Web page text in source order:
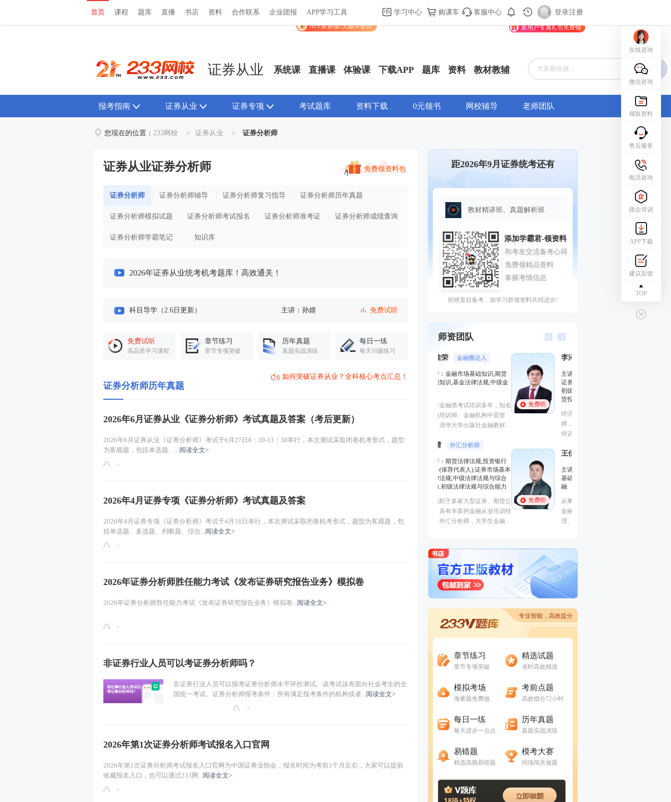
首页 课程 题库 直播 书店 资料 合作联系 企业团报 APP学习工具 学习中心 购课车 客服中心 登录|注册
首页 课程 题库 直播 书店 资料 关于我们 帮助中心 APP学习工具
APP新客领7天题库会员
渠道合作 企业团报 购课车 登录/注册
新用户专属礼包免费领
证券从业 系统课 直播课 体验课 下载APP 题库 资料 教材教辅
报考指南 证券从业 证券专项 考试题库 资料下载 0元领书 网校辅导 老师团队
您现在的位置： 233网校 > 证券从业 > 证券分析师
证券从业证券分析师 免费领资料包
证券分析师 证券分析师辅导 证券分析师复习指导 证券分析师历年真题
证券分析师模拟试题 证券分析师考试报名 证券分析师准考证 证券分析师成绩查询
证券分析师学霸笔记 知识库
2026年证券从业统考机考题库！高效通关！
科目导学（2.6日更新） 主讲：孙婧 免费试听
主要职责（一）
科目导学 主讲：李泽瑞 免费试听
生命周期理论（一）
免费试听
高品质学习课程
章节练习
章节专项突破
历年真题
真题实战演练
每日一练
每天10题练习
证券分析师历年真题
如何突破证券从业？全科核心考点汇总！
2026年6月证券从业《证券分析师》考试真题及答案（考后更新）
2026年6月证券从业《证券分析师》考试于6月27日8：30-11：30举行，本次测试采取闭卷机考形式，题型
为客观题，包括单选题、...阅读全文>
2026年4月证券专项《证券分析师》考试真题及答案
2026年4月证券专项《证券分析师》考试于4月18日举行，本次测试采取闭卷机考形式，题型为客观题，包
括单选题、多选题、判断题、综合...阅读全文>
2026年证券分析师胜任能力考试《发布证券研究报告业务》模拟卷
2026年证券分析师胜任能力考试《发布证券研究报告业务》模拟卷...阅读全文>
非证券行业人员可以考证券分析师吗？
非证券行业人员可以报考证券分析师水平评价测试。该考试设有面向社会考生的全
国统一考试。证券分析师报考条件：所有满足报考条件的机构或者...阅读全文>
2026年第1次证券分析师考试报名入口官网
2026年第1次证券分析师考试报名入口官网为中国证券业协会，报名时间为考前1个月左右，大家可以提前
收藏报名入口，也可以通过233网...阅读全文>
距2026年9月证券统考还有
教材精讲班、真题解析班
拒绝盲目备考，加学习群领资料共同进步!
师资团队
免费听
金融培训高级讲师
主讲：证券投资顾问业务,发布
证券研究报告业务(证券分析师),
初级个人贷款,中级个人贷款,期
货投资分析
经济学硕士、金融培训高级讲
师，李泽瑞老师从事金融类考证
能的很有个人风格的老师，江湖
学员称被讲课耽误的“德云社”编
外弟子。
免费听
金融圈达人
主讲：金融市场基础知识,期货
基础知识,基金法律法规,中级金
融
从事金融类考试培训多年，知名
金融培训师、金融机构中层管
理、清华大学出版社金融教材副
的“一哥”。
专业智能，高效提分
章节练习
章节专项突破
精选试题
省时高效精选
模拟考场
海量题免费做
考前点题
高效锁分72小时
每日一练
每天进步一点点
历年真题
真题实战演练
易错题
精选高频易错题
模考大赛
同场闯关做题
在线咨询
微信咨询
领取资料
售后服务
电话咨询
团企培训
APP下载
建议反馈
TOP